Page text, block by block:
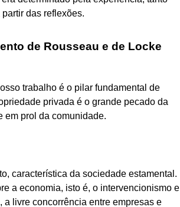
das reflexões.
de Rousseau e de Locke
trabalho é o pilar fundamental de
privada é o grande pecado da
em prol da comunidade.
característica da sociedade estamental.
a economia, isto é, o intervencionismo e
livre concorrência entre empresas e